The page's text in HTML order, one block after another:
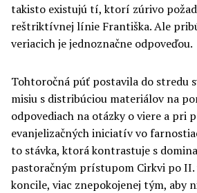
takisto existujú tí, ktorí zúrivo
reštriktívnej línie Františka. Ale
veriacich je jednoznačne odpoveďou.
Tohtoročná púť postavila do stredu
misiu s distribúciou materiálov na
odpovediach na otázky o viere a pri
evanjelizačných iniciatív vo
to stávka, ktorá kontrastuje s
pastoračným prístupom Cirkvi po II.
koncile, viac znepokojenej tým, aby